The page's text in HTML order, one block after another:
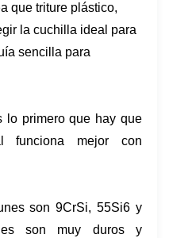
que triture plástico,
la cuchilla ideal para
sencilla para
lo primero que hay que
funciona mejor con
son 9CrSi, 55Si6 y
son muy duros y